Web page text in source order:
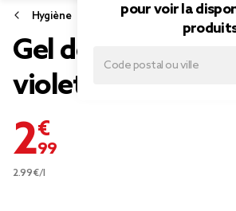
pour voir la
Hygiène
Gel douche
violette 1L
2,99 €
2.99€/l